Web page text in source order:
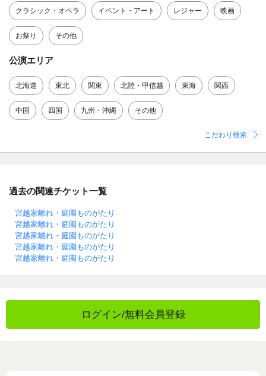
クラシック・オペラ イベント・アート レジャー 映画
お祭り その他
公演エリア
北海道 東北 関東 北陸・甲信越 東海 関西
中国 四国 九州・沖縄 その他
こだわり検索
過去の関連チケット一覧
宮越家離れ・庭園ものがたり
宮越家離れ・庭園ものがたり
宮越家離れ・庭園ものがたり
宮越家離れ・庭園ものがたり
宮越家離れ・庭園ものがたり
ログイン/無料会員登録